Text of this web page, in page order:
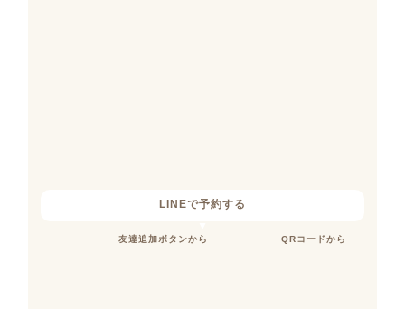
LINEで予約する
友達追加ボタンから QRコードから